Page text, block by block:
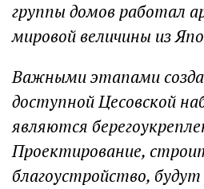
группы домов работал
мировой величины из
Важными этапами
доступной Цесовской
являются
Проектирование,
благоустройство, будут